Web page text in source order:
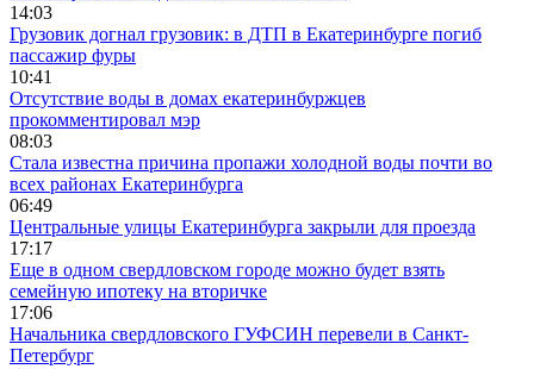
14:03
Грузовик догнал грузовик: в ДТП в Екатеринбурге погиб
пассажир фуры
10:41
Отсутствие воды в домах екатеринбуржцев
прокомментировал мэр
08:03
Стала известна причина пропажи холодной воды почти во
всех районах Екатеринбурга
06:49
Центральные улицы Екатеринбурга закрыли для проезда
17:17
Еще в одном свердловском городе можно будет взять
семейную ипотеку на вторичке
17:06
Начальника свердловского ГУФСИН перевели в Санкт-
Петербург